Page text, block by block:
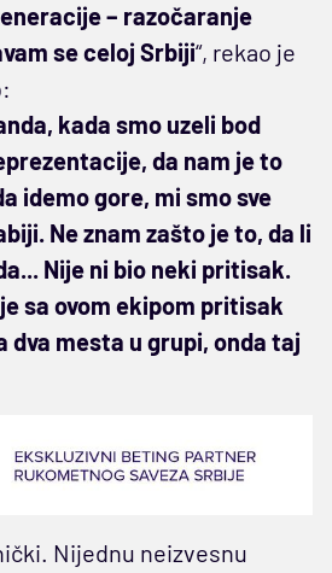
– razočaranje
se celoj Srbiji“, rekao je
kada smo uzeli bod
da nam je to
idemo gore, mi smo sve
Ne znam zašto je to, da li
Nije ni bio neki pritisak.
sa ovom ekipom pritisak
dva mesta u grupi, onda taj
Nijednu neizvesnu